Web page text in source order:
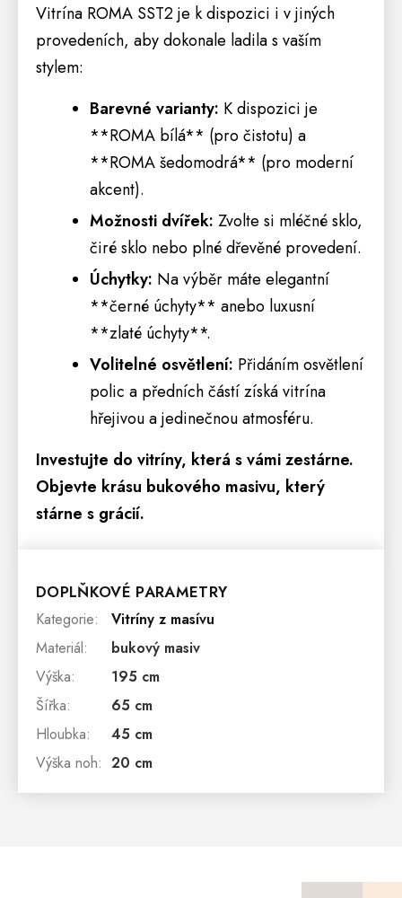
Vitrína ROMA SST2 je k dispozici i v jiných
provedeních, aby dokonale ladila s vaším
stylem:
Barevné varianty: K dispozici je
**ROMA bílá** (pro čistotu) a
**ROMA šedomodrá** (pro moderní
akcent).
Možnosti dvířek: Zvolte si mléčné sklo,
čiré sklo nebo plné dřevěné provedení.
Úchytky: Na výběr máte elegantní
**černé úchyty** anebo luxusní
**zlaté úchyty**.
Volitelné osvětlení: Přidáním osvětlení
polic a předních částí získá vitrína
hřejivou a jedinečnou atmosféru.
Investujte do vitríny, která s vámi zestárne.
Objevte krásu bukového masivu, který
stárne s grácií.
DOPLŇKOVÉ PARAMETRY
Kategorie:
Vitríny z masívu
Materiál:
bukový masiv
Výška:
195 cm
Šířka:
65 cm
Hloubka:
45 cm
Výška noh: 20 cm